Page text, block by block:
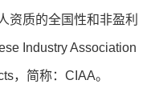
资质的全国性和非盈利
Industry Association
，简称：CIAA。